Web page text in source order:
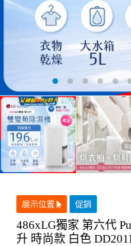
展示位置 促銷
486xLG獨家 第六代
升 時尚款 白色